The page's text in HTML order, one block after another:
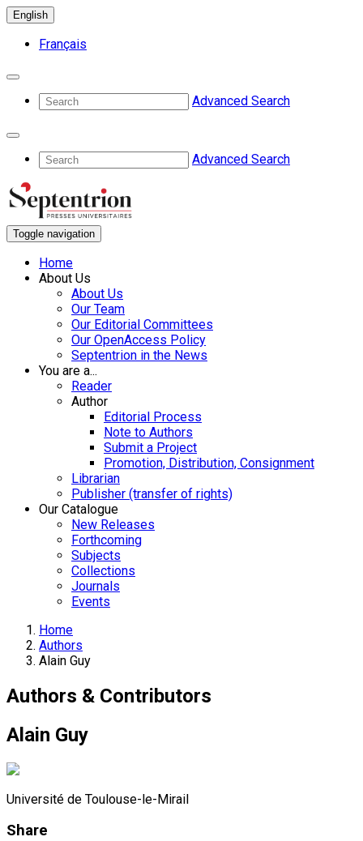
English
Français
Advanced Search
Advanced Search
Toggle navigation
Home
About Us
About Us
Our Team
Our Editorial Committees
Our OpenAccess Policy
Septentrion in the News
You are a...
Reader
Author
Editorial Process
Note to Authors
Submit a Project
Promotion, Distribution, Consignment
Librarian
Publisher (transfer of rights)
Our Catalogue
New Releases
Forthcoming
Subjects
Collections
Journals
Events
Home
Authors
Alain Guy
Authors & Contributors
Alain Guy
Université de Toulouse-le-Mirail
Share